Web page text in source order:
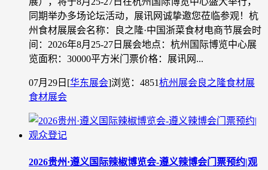
同期举办多场论坛活动，展讯网诚挚邀您莅临参观！杭
州食材展展会名称：良之隆·中国浙菜食材电商节展会时
间：2026年8月25-27日展会地点：杭州国际博览中心展
览面积：30000平方米门票价格：展讯网...
07月29日 [华东展会]浏览：4851杭州展会 良之隆食材展
食材展会
2026贵州·遵义国际辣椒博览会-遵义辣博会门票预约|观